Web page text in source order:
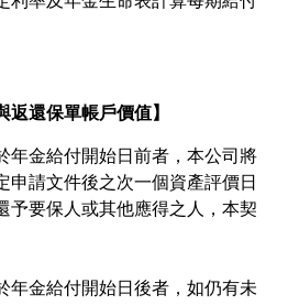
返還保單帳戶價值】
年金給付開始日前者，本公司將
申請文件後之次一個資產評價日
予要保人或其他應得之人，本契
年金給付開始日後者，如仍有未